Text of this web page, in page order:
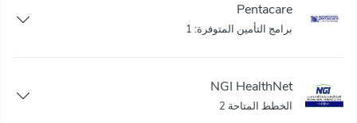
Pentacare
برامج التأمين المتوفرة: 1
NGI HealthNet
الخطط المتاحة 2